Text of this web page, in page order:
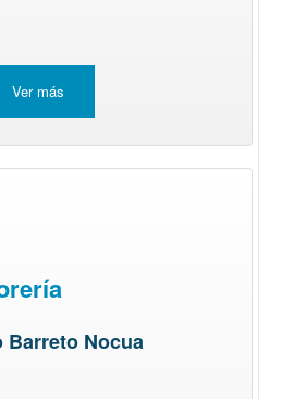
Ver más
Barreto Nocua